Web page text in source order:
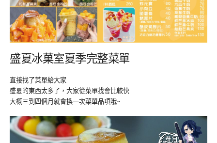
盛夏冰菓室夏季完整菜單
直接找了菜單給大家
盛夏的東西太多了，大家從菜單找會比較快
大概三到四個月就會換一次菜單品項哦~